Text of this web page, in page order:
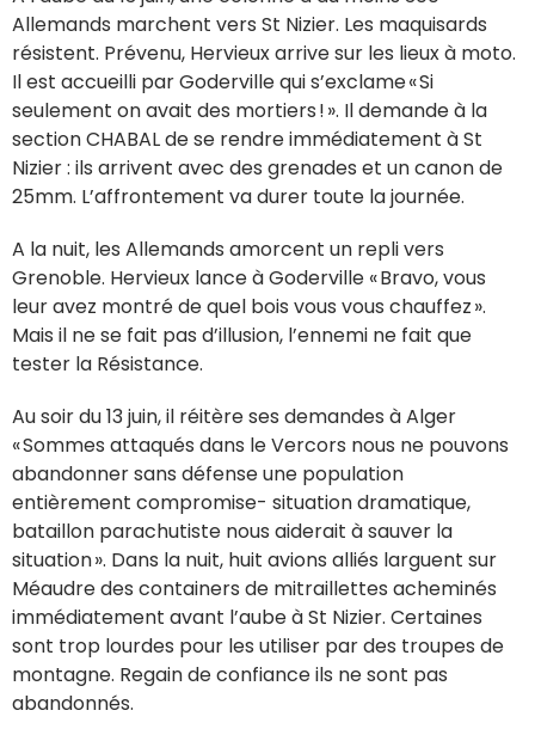
Allemands marchent vers St Nizier. Les maquisards
résistent. Prévenu, Hervieux arrive sur les lieux à moto.
Il est accueilli par Goderville qui s’exclame « Si
seulement on avait des mortiers ! ». Il demande à la
section CHABAL de se rendre immédiatement à St
Nizier : ils arrivent avec des grenades et un canon de
25mm. L’affrontement va durer toute la journée.
A la nuit, les Allemands amorcent un repli vers
Grenoble. Hervieux lance à Goderville « Bravo, vous
leur avez montré de quel bois vous vous chauffez ».
Mais il ne se fait pas d’illusion, l’ennemi ne fait que
tester la Résistance.
Au soir du 13 juin, il réitère ses demandes à Alger
« Sommes attaqués dans le Vercors nous ne pouvons
abandonner sans défense une population
entièrement compromise- situation dramatique,
bataillon parachutiste nous aiderait à sauver la
situation ». Dans la nuit, huit avions alliés larguent sur
Méaudre des containers de mitraillettes acheminés
immédiatement avant l’aube à St Nizier. Certaines
sont trop lourdes pour les utiliser par des troupes de
montagne. Regain de confiance ils ne sont pas
abandonnés.